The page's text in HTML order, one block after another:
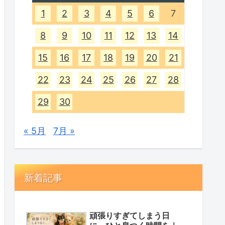
1 2 3 4 5 6 7
8 9 10 11 12 13 14
15 16 17 18 19 20 21
22 23 24 25 26 27 28
29 30
« 5月 7月 »
新着記事
頑張りすぎてしまう日